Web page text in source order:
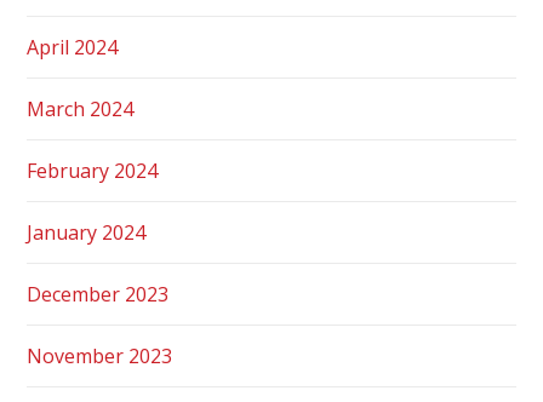
April 2024
March 2024
February 2024
January 2024
December 2023
November 2023